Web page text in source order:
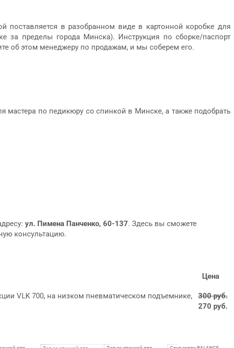
поставляется в разобранном виде в картонной коробке для
за пределы города Минска). Инструкция по сборке/паспорт
об этом менеджеру по продажам, и мы соберем его.
мастера по педикюру со спинкой в Минске, а также подобрать
ул. Пимена Панченко, 60-137. Здесь вы сможете
консультацию.
Цена
VLK 700, на низком пневматическом подъемнике,
300 руб.
270 руб.